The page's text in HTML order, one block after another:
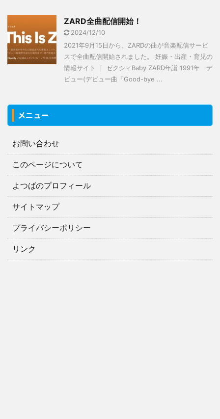
ZARD全曲配信開始！
2024/12/10
2021年9月15日から、ZARDの曲が音楽配信サービ
スで全曲配信開始されました。 妊娠・出産・育児の
情報サイト ｜ ゼクシィBaby ZARD年譜 1991年 デ
ビュー(デビュー曲「Good-bye ...
メニュー
お問い合わせ
このページについて
よつばのプロフィール
サイトマップ
プライバシーポリシー
リンク